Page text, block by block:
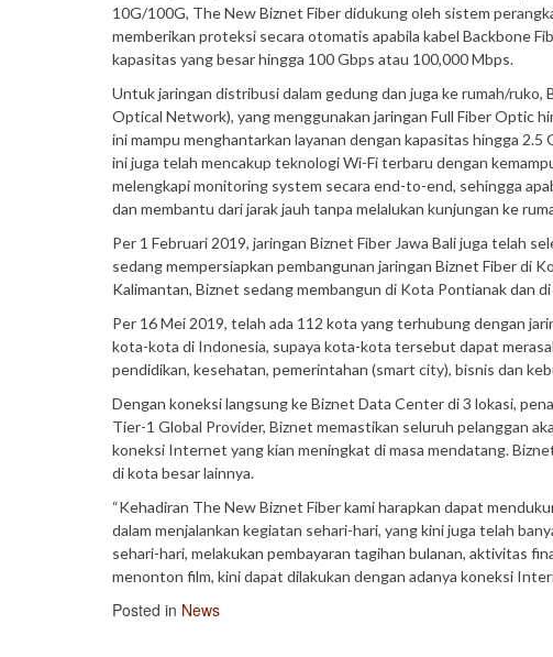
10G/100G, The New Biznet Fiber didukung oleh sistem
memberikan proteksi secara otomatis apabila kabel Backbone
kapasitas yang besar hingga 100 Gbps atau 100,000 Mbps.
Untuk jaringan distribusi dalam gedung dan juga ke rumah/
Optical Network), yang menggunakan jaringan Full Fiber Optic
ini mampu menghantarkan layanan dengan kapasitas hingga
ini juga telah mencakup teknologi Wi-Fi terbaru dengan
melengkapi monitoring system secara end-to-end, sehingga
dan membantu dari jarak jauh tanpa melalukan kunjungan ke
Per 1 Februari 2019, jaringan Biznet Fiber Jawa Bali juga telah
sedang mempersiapkan pembangunan jaringan Biznet Fiber di
Kalimantan, Biznet sedang membangun di Kota Pontianak dan
Per 16 Mei 2019, telah ada 112 kota yang terhubung dengan
kota-kota di Indonesia, supaya kota-kota tersebut dapat
pendidikan, kesehatan, pemerintahan (smart city), bisnis dan
Dengan koneksi langsung ke Biznet Data Center di 3 lokasi,
Tier-1 Global Provider, Biznet memastikan seluruh pelanggan
koneksi Internet yang kian meningkat di masa mendatang.
di kota besar lainnya.
“Kehadiran The New Biznet Fiber kami harapkan dapat
dalam menjalankan kegiatan sehari-hari, yang kini juga telah
sehari-hari, melakukan pembayaran tagihan bulanan, aktivitas
menonton film, kini dapat dilakukan dengan adanya koneksi
Posted in News